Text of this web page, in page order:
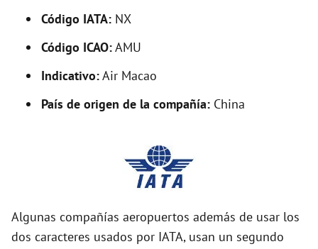
Código IATA: NX
Código ICAO:AMU
Indicativo:Air Macao
País de origen de la compañía: China
Algunas compañías aeropuertos además de usar los
dos caracteres usados por IATA, usan un segundo